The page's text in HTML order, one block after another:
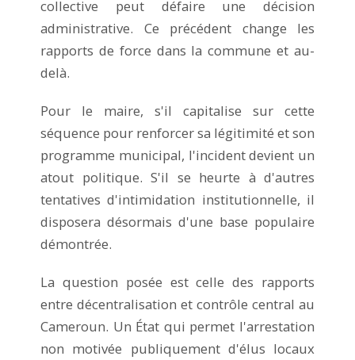
collective peut défaire une décision
administrative. Ce précédent change les
rapports de force dans la commune et au-
delà.
Pour le maire, s'il capitalise sur cette
séquence pour renforcer sa légitimité et son
programme municipal, l'incident devient un
atout politique. S'il se heurte à d'autres
tentatives d'intimidation institutionnelle, il
disposera désormais d'une base populaire
démontrée.
La question posée est celle des rapports
entre décentralisation et contrôle central au
Cameroun. Un État qui permet l'arrestation
non motivée publiquement d'élus locaux